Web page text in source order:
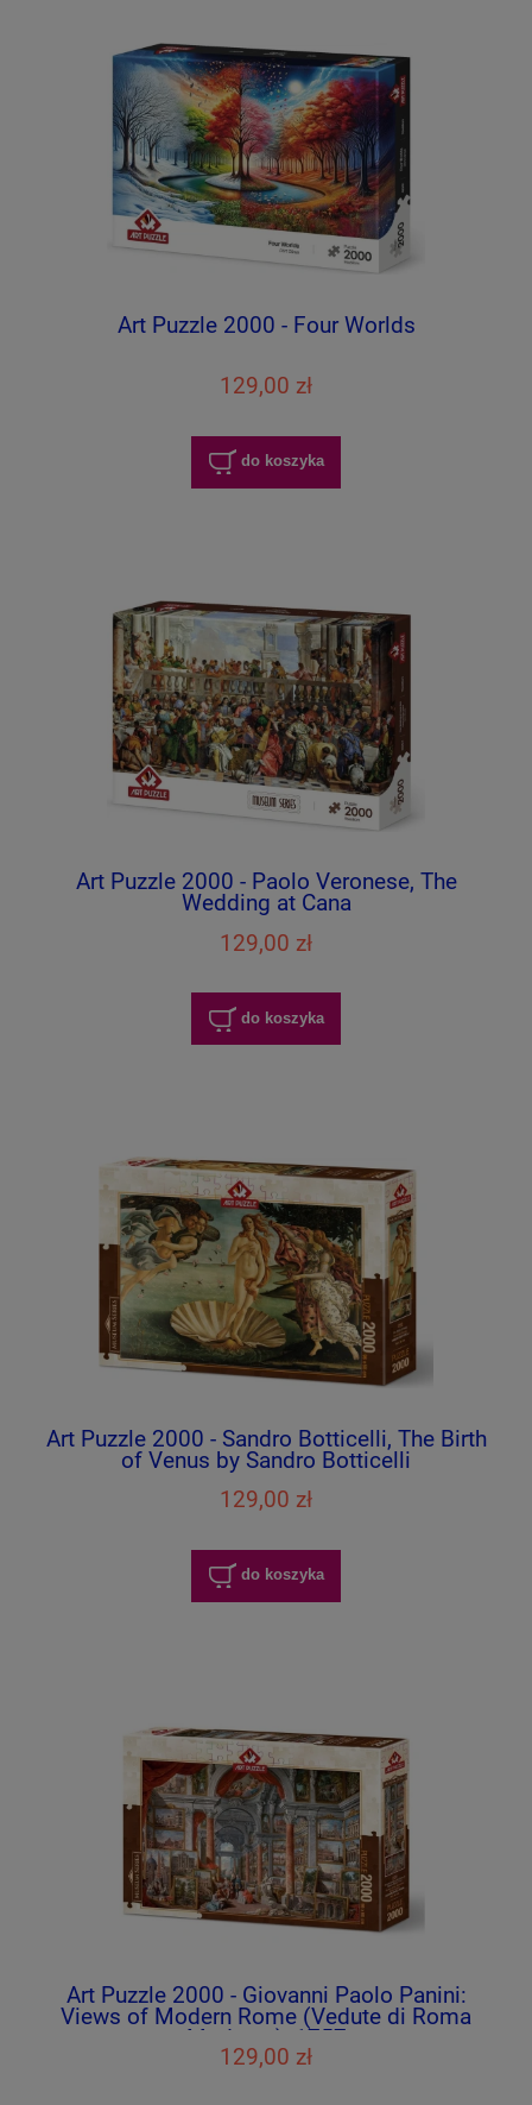
Art Puzzle 2000 - Four Worlds
129,00 zł
do koszyka
Art Puzzle 2000 - Paolo Veronese, The
Wedding at Cana
129,00 zł
do koszyka
Art Puzzle 2000 - Sandro Botticelli, The Birth
of Venus by Sandro Botticelli
129,00 zł
do koszyka
Art Puzzle 2000 - Giovanni Paolo Panini:
Views of Modern Rome (Vedute di Roma
Moderna), 1757
129,00 zł